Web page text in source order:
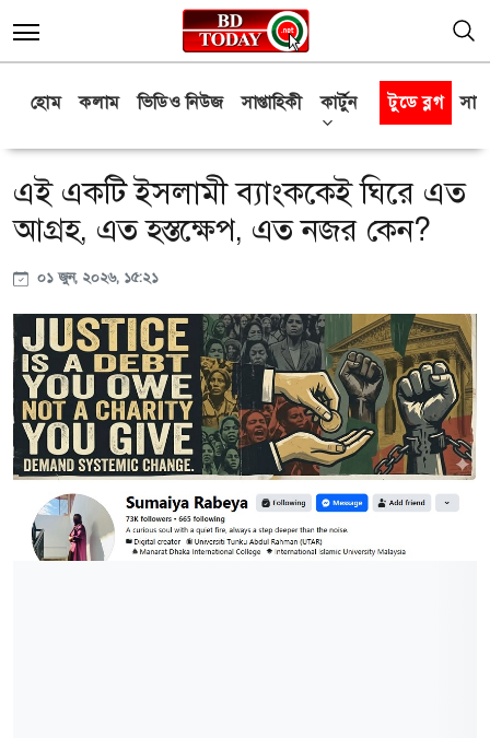
হোম কলাম ভিডিও নিউজ সাপ্তাহিকী কার্টুন টুডে ব্লগ
এই একটি ইসলামী ব্যাংককেই ঘিরে এত
আগ্রহ, এত হস্তক্ষেপ, এত নজর কেন?
০১ জুন, ২০২৬, ১৫:২১